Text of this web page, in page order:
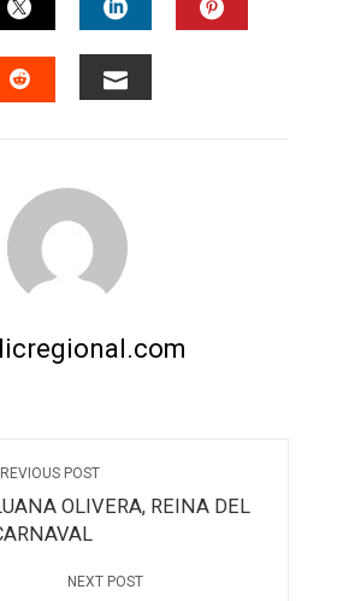
TWITTERLINKEDIN
POST
OLIVERA, REINA DEL
NEXT POST